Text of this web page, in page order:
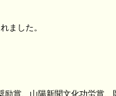
ました。